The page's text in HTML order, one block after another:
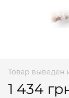
Товар выведен
1 434